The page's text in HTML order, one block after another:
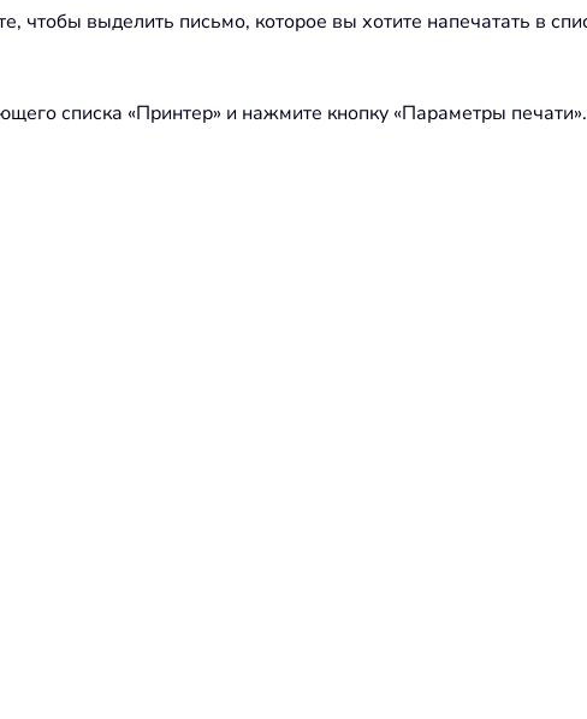
чтобы выделить письмо, которое вы хотите напечатать в
списка «Принтер» и нажмите кнопку «Параметры